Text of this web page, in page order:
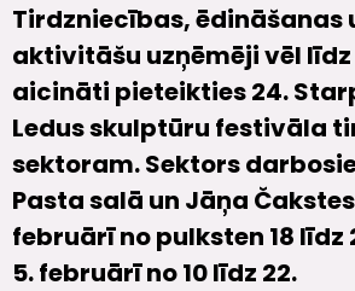
Tirdzniecības, ēdināšanas
aktivitāšu uzņēmēji vēl
aicināti pieteikties 24.
Ledus skulptūru festivāla
sektoram. Sektors
Pasta salā un Jāņa
februārī no pulksten 18 līdz
5. februārī no 10 līdz 22.